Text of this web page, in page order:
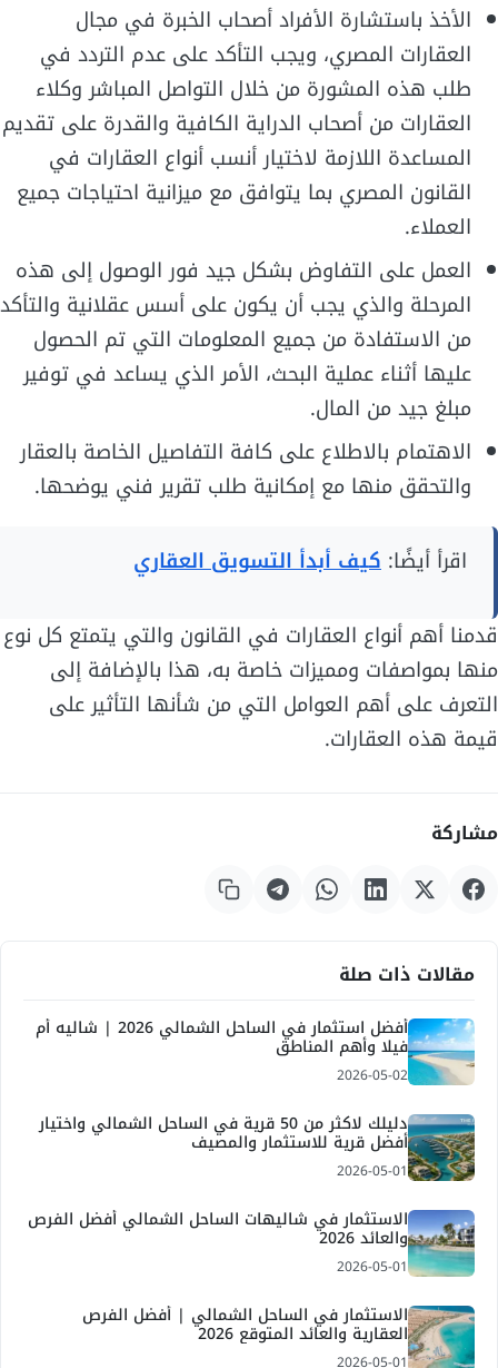
الأخذ باستشارة الأفراد أصحاب الخبرة في مجال
العقارات المصري، ويجب التأكد على عدم التردد في
طلب هذه المشورة من خلال التواصل المباشر وكلاء
العقارات من أصحاب الدراية الكافية والقدرة على تقديم
المساعدة اللازمة لاختيار أنسب أنواع العقارات في
القانون المصري بما يتوافق مع ميزانية احتياجات جميع
العملاء.
العمل على التفاوض بشكل جيد فور الوصول إلى هذه
المرحلة والذي يجب أن يكون على أسس عقلانية والتأكد
من الاستفادة من جميع المعلومات التي تم الحصول
عليها أثناء عملية البحث، الأمر الذي يساعد في توفير
مبلغ جيد من المال.
الاهتمام بالاطلاع على كافة التفاصيل الخاصة بالعقار
والتحقق منها مع إمكانية طلب تقرير فني يوضحها.
اقرأ أيضًا: كيف أبدأ التسويق العقاري
قدمنا أهم أنواع العقارات في القانون والتي يتمتع كل نوع
منها بمواصفات ومميزات خاصة به، هذا بالإضافة إلى
التعرف على أهم العوامل التي من شأنها التأثير على
قيمة هذه العقارات.
مشاركة
مقالات ذات صلة
أفضل استثمار في الساحل الشمالي 2026 | شاليه أم
فيلا وأهم المناطق
2026-05-02
دليلك لاكثر من 50 قرية في الساحل الشمالي واختيار
أفضل قرية للاستثمار والمصيف
2026-05-01
الاستثمار في شاليهات الساحل الشمالي أفضل الفرص
والعائد 2026
2026-05-01
الاستثمار في الساحل الشمالي | أفضل الفرص
العقارية والعائد المتوقع 2026
2026-05-01